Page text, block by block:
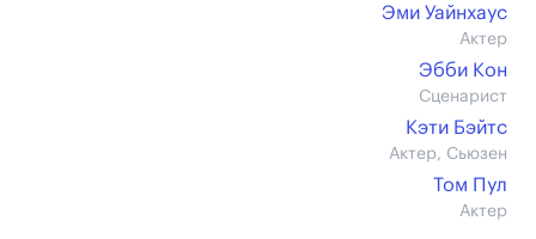
Эми Уайнхаус
Актер
Эбби Кон
Сценарист
Кэти Бэйтс
Актер, Сьюзен
Том Пул
Актер